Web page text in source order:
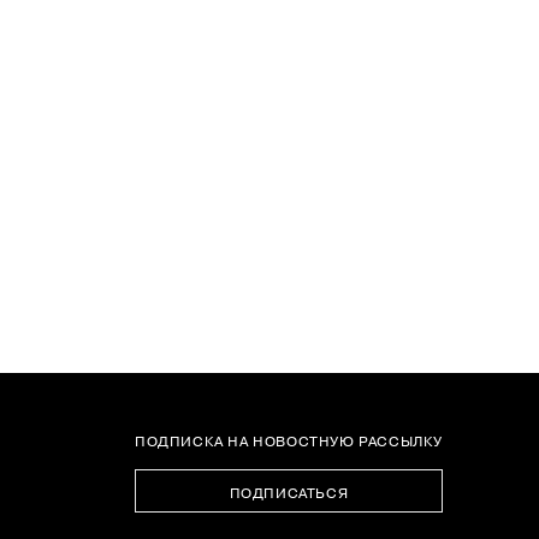
ПОДПИСКА НА НОВОСТНУЮ РАССЫЛКУ
ПОДПИСАТЬСЯ